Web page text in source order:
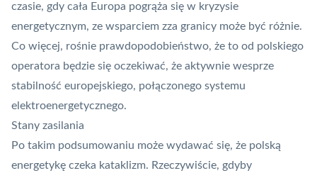
czasie, gdy cała Europa pogrąża się w kryzysie
energetycznym, ze wsparciem zza granicy może być różnie.
Co więcej, rośnie prawdopodobieństwo, że to od polskiego
operatora będzie się oczekiwać, że aktywnie wesprze
stabilność europejskiego, połączonego systemu
elektroenergetycznego.
Stany zasilania
Po takim podsumowaniu może wydawać się, że polską
energetykę czeka kataklizm. Rzeczywiście, gdyby